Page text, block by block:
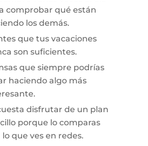
comprobar qué están
los demás.
que tus vacaciones
son suficientes.
que siempre podrías
haciendo algo más
disfrutar de un plan
porque lo comparas
lo que ves en redes.